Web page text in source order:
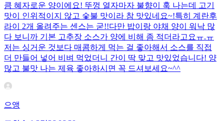
큼 혜자로운 양이에요! 뚜껑 열자마자 불향이 훅 나는데 고기
맛이 인위적이지 않고 숯불 맛이라 참 맛있네요~!특히 계란후
라이 2개 올려주는 센스는 굳!! ​다만 밥이랑 야채 양이 워낙 많
다 보니까 기본 고추장 소스가 양에 비해 좀 적더라고요ㅠ.ㅠ
저는 싱거운 것보다 매콤하게 먹는 걸 좋아해서 소스를 직접
더 만들어 넣어 비벼 먹었더니 간이 딱 맞고 맛있었습니다! 양
많고 불맛 나는 제육 좋아하시면 꼭 드셔보세요~^^
으앵